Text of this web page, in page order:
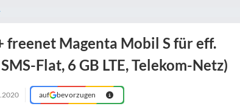
freenet Magenta Mobil S für eff.
Flat, 6 GB LTE, Telekom-Netz)
auf bevorzugen